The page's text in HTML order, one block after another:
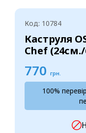
Код: 10784
Каструля
Chef
770 грн.
100%